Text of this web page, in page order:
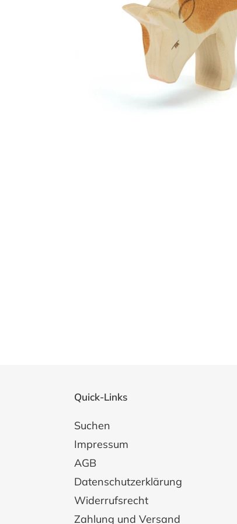
Quick-Links
Suchen
Impressum
AGB
Datenschutzerklärung
Widerrufsrecht
Zahlung und Versand